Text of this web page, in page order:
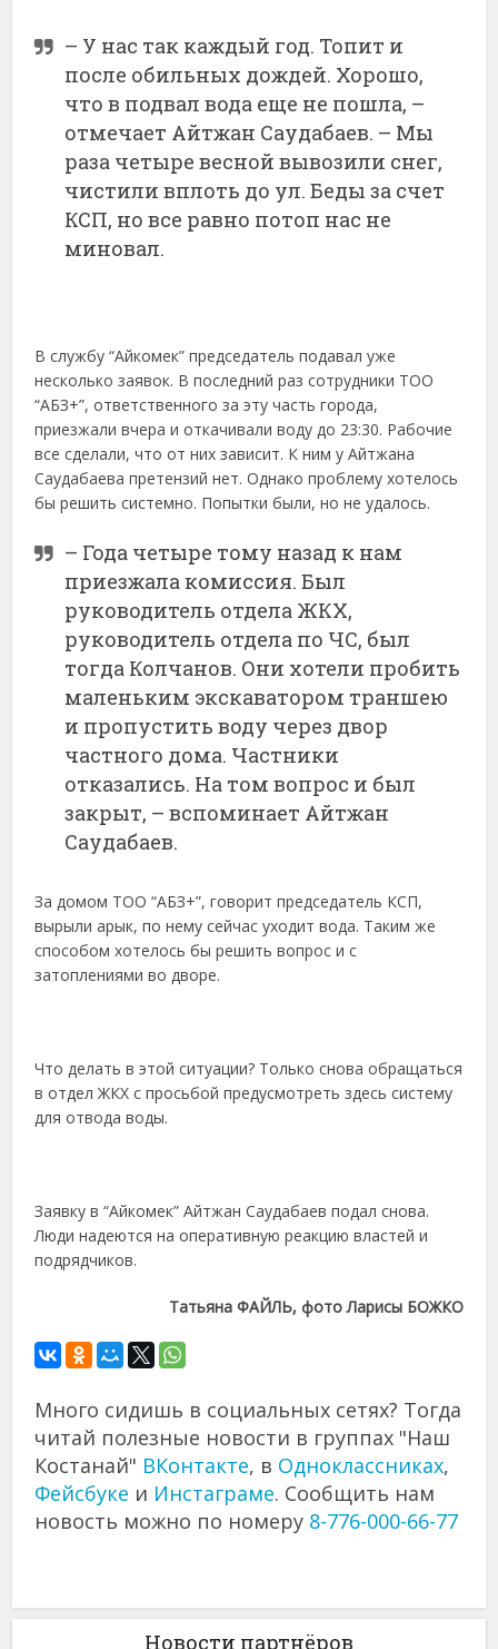
– У нас так каждый год. Топит и
после обильных дождей. Хорошо,
что в подвал вода еще не пошла, –
отмечает Айтжан Саудабаев. – Мы
раза четыре весной вывозили снег,
чистили вплоть до ул. Беды за счет
КСП, но все равно потоп нас не
миновал.
В службу “Айкомек” председатель подавал уже
несколько заявок. В последний раз сотрудники ТОО
“АБЗ+”, ответственного за эту часть города,
приезжали вчера и откачивали воду до 23:30. Рабочие
все сделали, что от них зависит. К ним у Айтжана
Саудабаева претензий нет. Однако проблему хотелось
бы решить системно. Попытки были, но не удалось.
– Года четыре тому назад к нам
приезжала комиссия. Был
руководитель отдела ЖКХ,
руководитель отдела по ЧС, был
тогда Колчанов. Они хотели пробить
маленьким экскаватором траншею
и пропустить воду через двор
частного дома. Частники
отказались. На том вопрос и был
закрыт, – вспоминает Айтжан
Саудабаев.
За домом ТОО “АБЗ+”, говорит председатель КСП,
вырыли арык, по нему сейчас уходит вода. Таким же
способом хотелось бы решить вопрос и с
затоплениями во дворе.
Что делать в этой ситуации? Только снова обращаться
в отдел ЖКХ с просьбой предусмотреть здесь систему
для отвода воды.
Заявку в “Айкомек” Айтжан Саудабаев подал снова.
Люди надеются на оперативную реакцию властей и
подрядчиков.
Татьяна ФАЙЛЬ, фото Ларисы БОЖКО
Много сидишь в социальных сетях? Тогда
читай полезные новости в группах "Наш
Костанай" ВКонтакте, в Одноклассниках,
Фейсбуке и Инстаграме. Сообщить нам
новость можно по номеру 8-776-000-66-77
Новости партнёров